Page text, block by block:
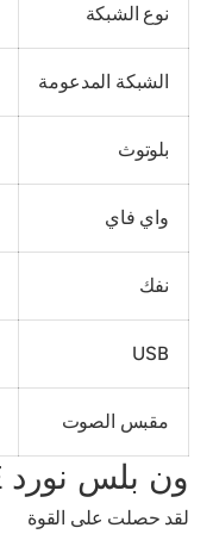
نوع الشبكة
الشبكة المدعومة
بلوتوث
واي فاي
نفك
USB
مقبس الصوت
ون بلس نورد N20 SE
لقد حصلت على القوة